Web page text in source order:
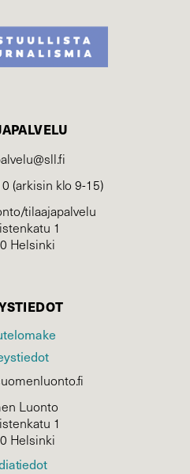
(arkisin klo 9-15)
tilaajapalvelu
1
Helsinki
Luonto
1
Helsinki